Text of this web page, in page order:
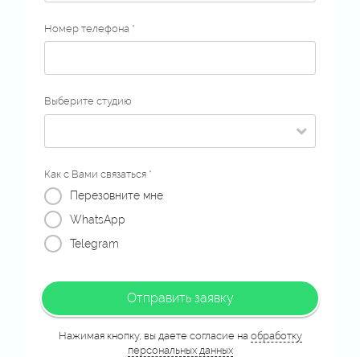
Номер телефона *
Выберите студию
Как с Вами связаться *
Перезовните мне
WhatsApp
Telegram
Отправить заявку
Нажимая кнопку, вы даете согласие на обработку
персональных данных